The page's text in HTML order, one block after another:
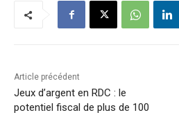
Article précédent
Jeux d’argent en RDC : le
potentiel fiscal de plus de 100